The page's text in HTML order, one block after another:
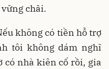
chãi.
không có tiền hỗ trợ
tôi không dám nghĩ
có nhà kiên cố rồi, gia